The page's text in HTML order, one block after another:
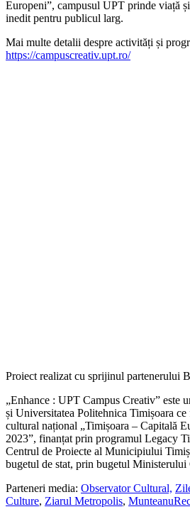
Europeni”, campusul UPT prinde viață
inedit pentru publicul larg.
Mai multe detalii despre activități și
https://campuscreativ.upt.ro/
Proiect realizat cu sprijinul partenerului
„Enhance : UPT Campus Creativ” este
și Universitatea Politehnica Timișoara
cultural național „Timișoara – Capitală
2023”, finanțat prin programul Legacy
Centrul de Proiecte al Municipiului
bugetul de stat, prin bugetul
Parteneri media: Observator Cultural,
Culture, Ziarul Metropolis,